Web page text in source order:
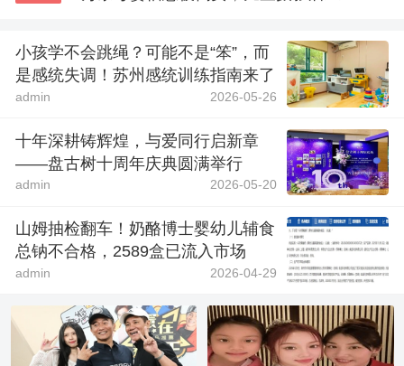
小孩学不会跳绳？可能不是“笨”，而
是感统失调！苏州感统训练指南来了
admin 2026-05-26
十年深耕铸辉煌，与爱同行启新章
——盘古树十周年庆典圆满举行
admin 2026-05-20
山姆抽检翻车！奶酪博士婴幼儿辅食
总钠不合格，2589盒已流入市场
admin 2026-04-29